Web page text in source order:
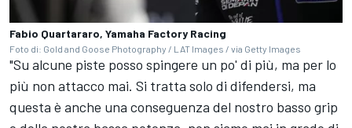
Fabio Quartararo, Yamaha Factory Racing
Foto di: Gold and Goose Photography / LAT Images / via Getty Images
"Su alcune piste posso spingere un po' di più, ma per lo
più non attacco mai. Si tratta solo di difendersi, ma
questa è anche una conseguenza del nostro basso grip